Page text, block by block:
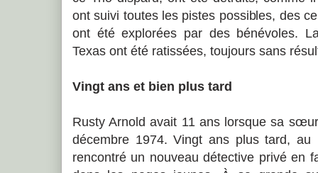
ont suivi toutes les pistes possibles, des
ont été explorées par des bénévoles.
Texas ont été ratissées, toujours sans
Vingt ans et bien plus tard
Rusty Arnold avait 11 ans lorsque sa
décembre 1974. Vingt ans plus tard,
rencontré un nouveau détective privé en